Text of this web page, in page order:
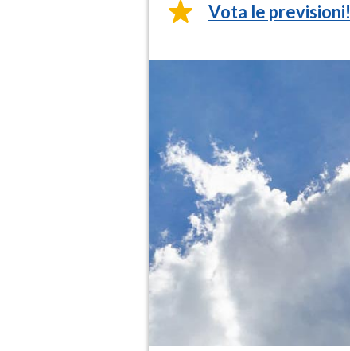
Vota le previsioni!